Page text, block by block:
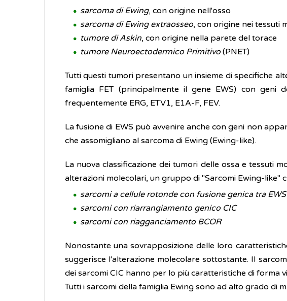
sarcoma di Ewing, con origine nell'osso
sarcoma di Ewing extraosseo, con origine nei tessuti
tumore di Askin, con origine nella parete del torace
tumore Neuroectodermico Primitivo(PNET)
Tutti questi tumori presentano un insieme di specifiche
famiglia FET (principalmente il gene EWS) con geni
frequentemente ERG, ETV1, E1A-F, FEV.
La fusione di EWS può avvenire anche con geni non
che assomigliano al sarcoma di Ewing (Ewing-like).
La nuova classificazione dei tumori delle ossa e tessuti
alterazioni molecolari, un gruppo di "Sarcomi Ewing-like"
sarcomi a cellule rotonde con fusione genica tra
sarcomi con riarrangiamento genico CIC
sarcomi con riagganciamento BCOR
Nonostante una sovrapposizione delle loro
suggerisce l'alterazione molecolare sottostante. Il
dei sarcomi CIC hanno per lo più caratteristiche di forma
Tutti i sarcomi della famiglia Ewing sono ad alto grado di